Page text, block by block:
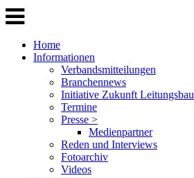
Home
Informationen
Verbandsmitteilungen
Branchennews
Initiative Zukunft Leitungsbau
Termine
Presse >
Medienpartner
Reden und Interviews
Fotoarchiv
Videos